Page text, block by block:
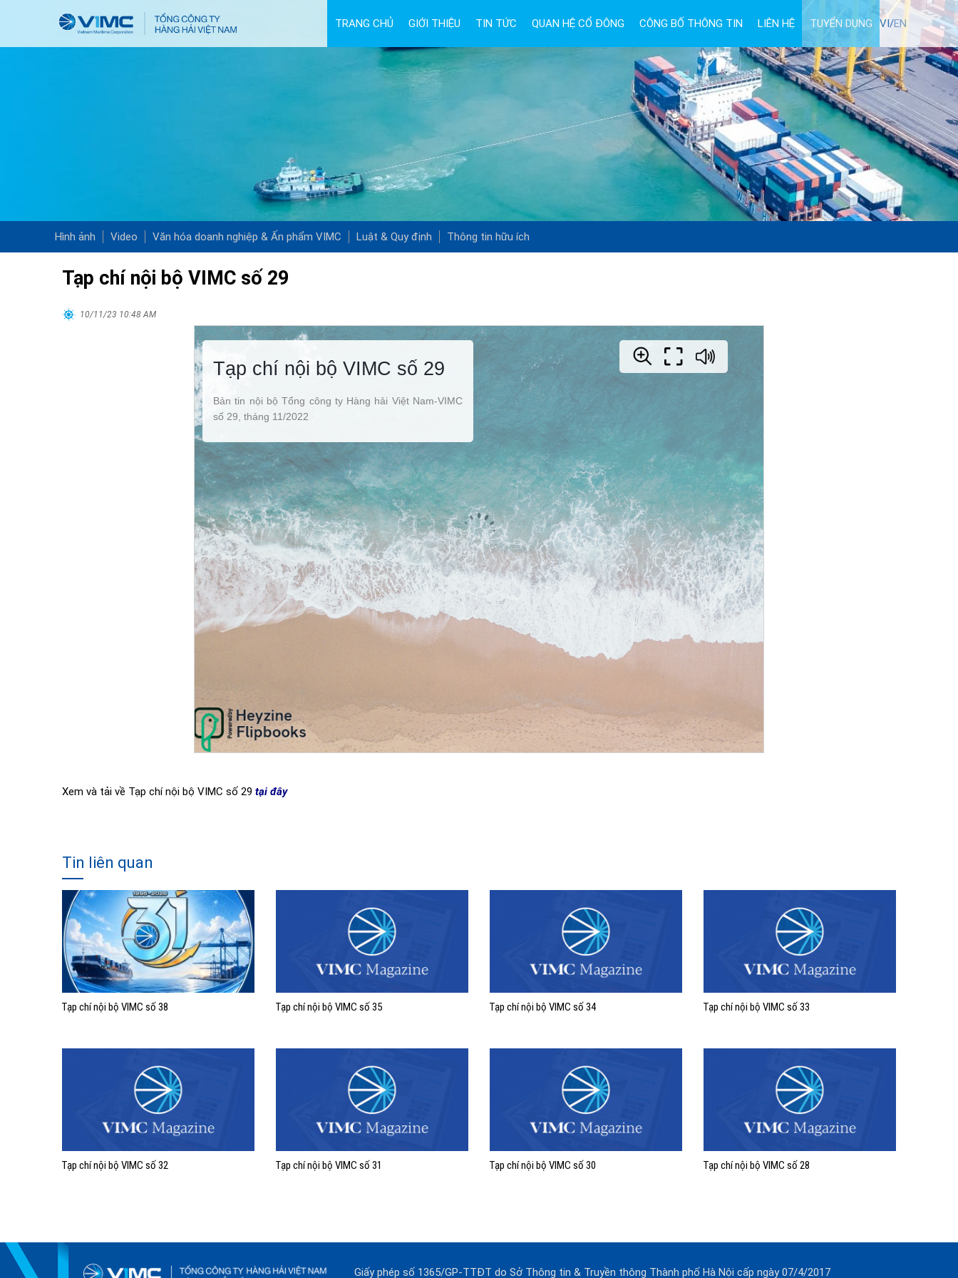
TRANG CHỦ GIỚI THIỆU TIN TỨC QUAN HỆ CỔ ĐÔNG CÔNG BỐ THÔNG TIN LIÊN HỆ TUYỂN DỤNG VI/EN
Hình ảnh Video Văn hóa doanh nghiệp & Ấn phẩm VIMC Luật & Quy định Thông tin hữu ích
Tạp chí nội bộ VIMC số 29
10/11/23 10:48 AM
Xem và tải về Tạp chí nội bộ VIMC số 29 tại đây
Tin liên quan
Tạp chí nội bộ VIMC số 38 Tạp chí nội bộ VIMC số 35 Tạp chí nội bộ VIMC số 34 Tạp chí nội bộ VIMC số 33
Tạp chí nội bộ VIMC số 32 Tạp chí nội bộ VIMC số 31 Tạp chí nội bộ VIMC số 30 Tạp chí nội bộ VIMC số 28
Giấy phép số 1365/GP-TTĐT do Sở Thông tin & Truyền thông Thành phố Hà Nội cấp ngày 07/4/2017